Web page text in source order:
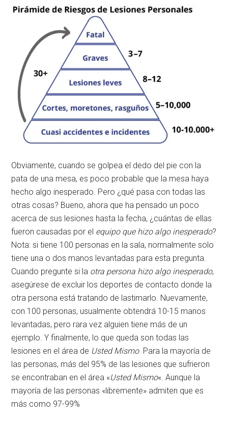
Obviamente, cuando se golpea el dedo del pie con la
pata de una mesa, es poco probable que la mesa haya
hecho algo inesperado. Pero ¿qué pasa con todas las
otras cosas? Bueno, ahora que ha pensado un poco
acerca de sus lesiones hasta la fecha, ¿cuántas de ellas
fueron causadas por el equipo que hizo algo inesperado?
Nota: si tiene 100 personas en la sala, normalmente solo
tiene una o dos manos levantadas para esta pregunta.
Cuando pregunte si la otra persona hizo algo inesperado,
asegúrese de excluir los deportes de contacto donde la
otra persona está tratando de lastimarlo. Nuevamente,
con 100 personas, usualmente obtendrá 10-15 manos
levantadas, pero rara vez alguien tiene más de un
ejemplo. Y finalmente, lo que queda son todas las
lesiones en el área de Usted Mismo. Para la mayoría de
las personas, más del 95% de las lesiones que sufrieron
se encontraban en el área «Usted Mismo«. Aunque la
mayoría de las personas «libremente» admiten que es
más como 97-99%